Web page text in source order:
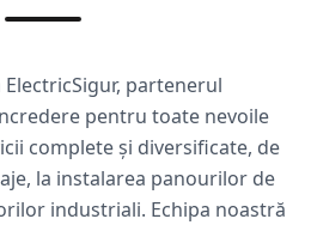
partenerul
pentru toate nevoile
complete și diversificate, de
la instalarea panourilor de
industriali. Echipa noastră